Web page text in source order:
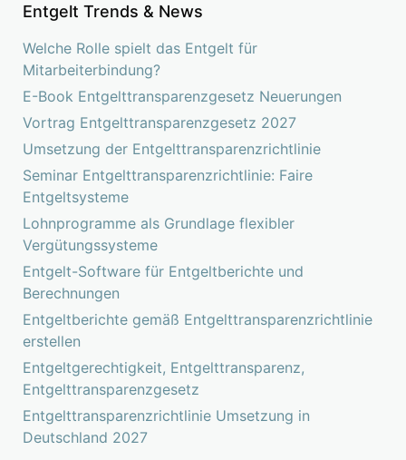
Entgelt Trends & News
Welche Rolle spielt das Entgelt für
Mitarbeiterbindung?
E-Book Entgelttransparenzgesetz Neuerungen
Vortrag Entgelttransparenzgesetz 2027
Umsetzung der Entgelttransparenzrichtlinie
Seminar Entgelttransparenzrichtlinie: Faire
Entgeltsysteme
Lohnprogramme als Grundlage flexibler
Vergütungssysteme
Entgelt-Software für Entgeltberichte und
Berechnungen
Entgeltberichte gemäß Entgelttransparenzrichtlinie
erstellen
Entgeltgerechtigkeit, Entgelttransparenz,
Entgelttransparenzgesetz
Entgelttransparenzrichtlinie Umsetzung in
Deutschland 2027